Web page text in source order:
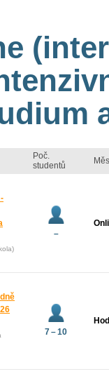
Poč.
studentů
–
7 – 10